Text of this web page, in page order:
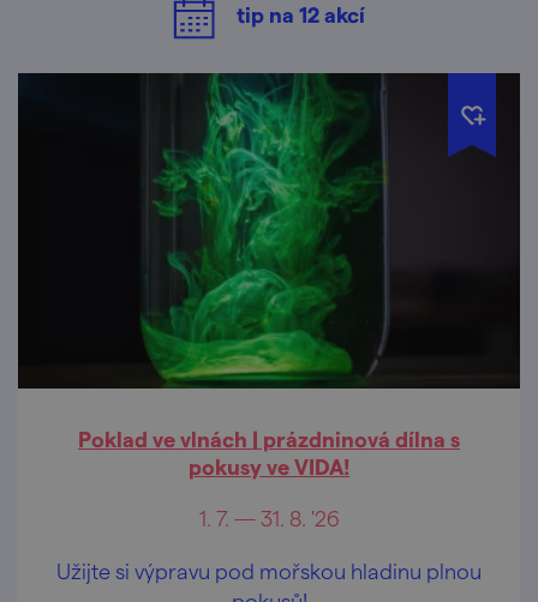
tip na 12akcí
Poklad ve vlnách | prázdninová dílna s
pokusy ve VIDA!
1. 7. — 31. 8. '26
Užijte si výpravu pod mořskou hladinu plnou